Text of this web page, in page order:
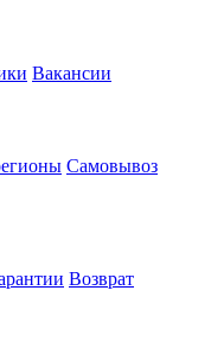
Вакансии
Самовывоз
Возврат